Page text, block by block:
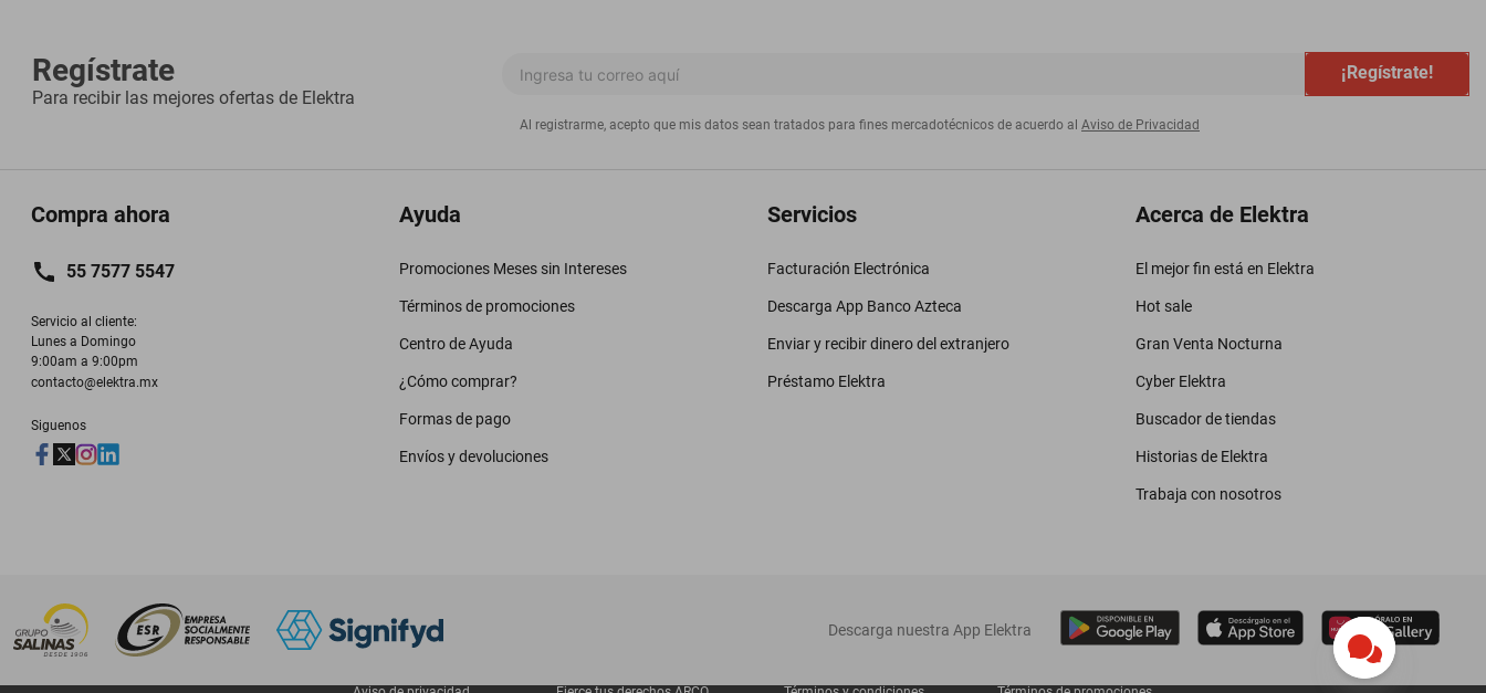
Regístrate
Para recibir las mejores ofertas de Elektra
¡Regístrate!
Al registrarme, acepto que mis datos sean tratados para fines mercadotécnicos de acuerdo al Aviso de Privacidad
Compra ahora
55 7577 5547
Servicio al cliente:
Lunes a Domingo
9:00am a 9:00pm
contacto@elektra.mx
Siguenos
Ayuda
Promociones Meses sin Intereses
Términos de promociones
Centro de Ayuda
¿Cómo comprar?
Formas de pago
Envíos y devoluciones
Servicios
Facturación Electrónica
Descarga App Banco Azteca
Enviar y recibir dinero del extranjero
Préstamo Elektra
Acerca de Elektra
El mejor fin está en Elektra
Hot sale
Gran Venta Nocturna
Cyber Elektra
Buscador de tiendas
Historias de Elektra
Trabaja con nosotros
‎ Descarga nuestra App Elektra